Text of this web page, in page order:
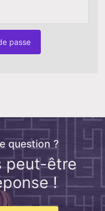
passe
question ?
peut-être
!